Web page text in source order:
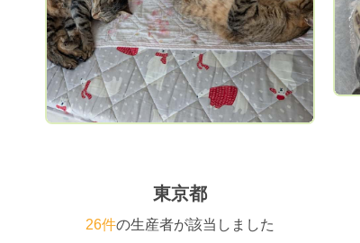
東京都
26件の生産者が該当しました